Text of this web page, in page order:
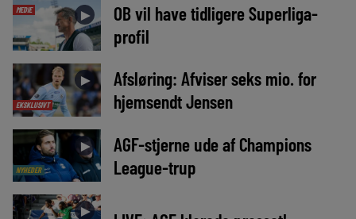
MEDIE ►
OB vil have tidligere Superliga-
profil
EKSKLUSIVT
►
Afsløring: Afviser seks mio. for
hjemsendt Jensen
NYHEDER
►
AGF-stjerne ude af Champions
League-trup
►